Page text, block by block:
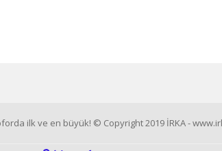
ilk ve en büyük! © Copyright 2019 İRKA -